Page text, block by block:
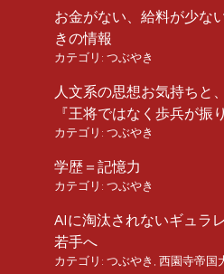
お金がない、給料が少な
きの情報
カテゴリ: つぶやき
人文系の思想お気持ちと
『王将ではなく歩兵が振
カテゴリ: つぶやき
学歴＝記憶力
カテゴリ: つぶやき
AIに淘汰されないギュラ
若手へ
カテゴリ: つぶやき , 西園寺帝国